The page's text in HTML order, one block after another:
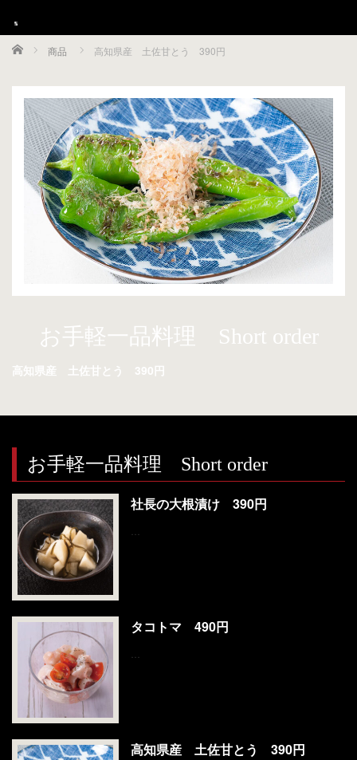
Home 商品 高知県産 土佐甘とう 390円
お手軽一品料理 Short order
高知県産 土佐甘とう 390円
お手軽一品料理 Short order
社長の大根漬け 390円
タコトマ 490円
高知県産 土佐甘とう 390円
HOME
グランドメニュー
ご宴会
店舗ご案内
お支払方法のご案内
クーポン
お問い合わせ